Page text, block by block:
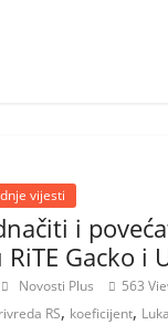
vijesti
i
Gacko i
Novosti Plus 563
RS, koeficijent,